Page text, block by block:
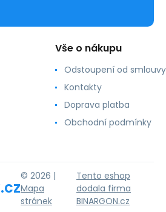
Vše o nákupu
Odstoupení od smlouvy
Kontakty
Doprava platba
Obchodní podmínky
© 2026 |
Mapa
stránek
Tento eshop
dodala firma
BINARGON.cz